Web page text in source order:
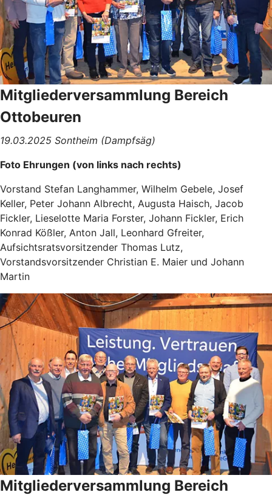
Mitgliederversammlung Bereich
Ottobeuren
19.03.2025 Sontheim (Dampfsäg)
Foto Ehrungen (von links nach rechts)
Vorstand Stefan Langhammer, Wilhelm Gebele, Josef
Keller, Peter Johann Albrecht, Augusta Haisch, Jacob
Fickler, Lieselotte Maria Forster, Johann Fickler, Erich
Konrad Kößler, Anton Jall, Leonhard Gfreiter,
Aufsichtsratsvorsitzender Thomas Lutz,
Vorstandsvorsitzender Christian E. Maier und Johann
Martin
Mitgliederversammlung Bereich